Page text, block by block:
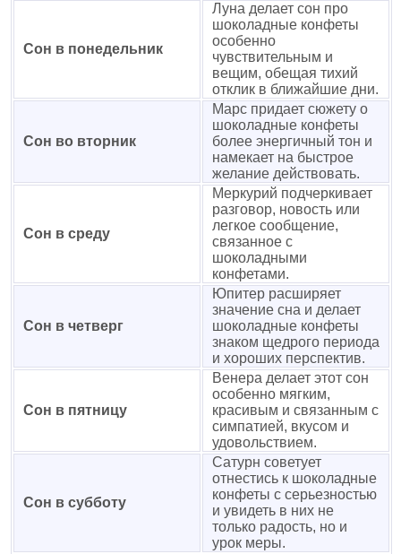
Сон в понедельник
Луна делает сон про
шоколадные конфеты
особенно
чувствительным и
вещим, обещая тихий
отклик в ближайшие дни.
Сон во вторник
Марс придает сюжету о
шоколадные конфеты
более энергичный тон и
намекает на быстрое
желание действовать.
Сон в среду
Меркурий подчеркивает
разговор, новость или
легкое сообщение,
связанное с
шоколадными
конфетами.
Сон в четверг
Юпитер расширяет
значение сна и делает
шоколадные конфеты
знаком щедрого периода
и хороших перспектив.
Сон в пятницу
Венера делает этот сон
особенно мягким,
красивым и связанным с
симпатией, вкусом и
удовольствием.
Сон в субботу
Сатурн советует
отнестись к шоколадные
конфеты с серьезностью
и увидеть в них не
только радость, но и
урок меры.